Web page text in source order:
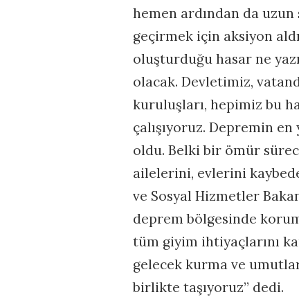
hemen ardından da
geçirmek için aksiyon
oluşturduğu hasar ne
olacak. Devletimiz,
kuruluşları, hepimiz bu
çalışıyoruz. Depremin
oldu. Belki bir ömür
ailelerini, evlerini
ve Sosyal Hizmetler
deprem bölgesinde
tüm giyim ihtiyaçlarını
gelecek kurma ve
birlikte taşıyoruz” dedi.